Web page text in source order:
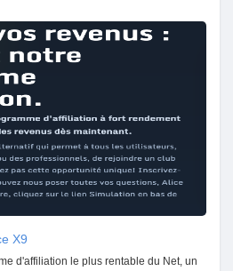
X9
d'affiliation le plus rentable du Net, un